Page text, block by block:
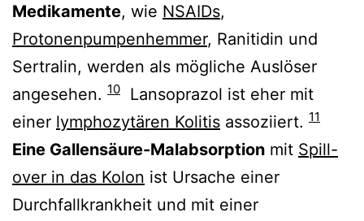
Medikamente, wie NSAIDs,
Protonenpumpenhemmer, Ranitidin und
Sertralin, werden als mögliche Auslöser
angesehen. 10
Lansoprazol ist eher mit
einer lymphozytären Kolitis assoziiert. 11
Eine Gallensäure-Malabsorption mit Spill-
over in das Kolon ist Ursache einer
Durchfallkrankheit und mit einer